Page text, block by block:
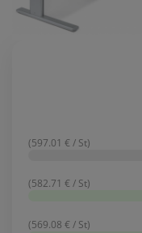
(597.01 € / St)
(582.71 € / St)
(569.08 € / St)